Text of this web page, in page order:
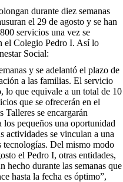
durante diez semanas
el 29 de agosto y se han
servicios una vez se
el Colegio Pedro I. Así lo
Social:
y se adelantó el plazo de
a las familias. El servicio
lo que equivale a un total de 10
que se ofrecerán en el
se encargarán
pequeños una oportunidad
actividades se vinculan a una
tecnologías. Del mismo modo
el Pedro I, otras entidades,
hecho durante las semanas que
hasta la fecha es óptimo”,